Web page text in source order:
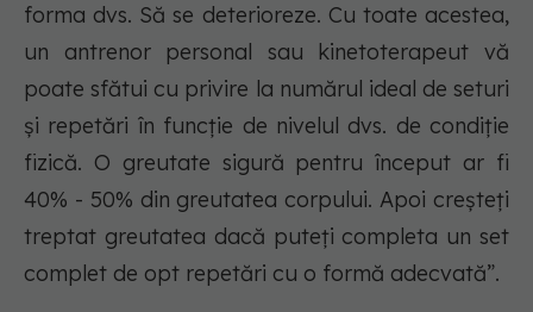
forma dvs. Să se deterioreze. Cu toate acestea,
un antrenor personal sau kinetoterapeut vă
poate sfătui cu privire la numărul ideal de seturi
și repetări în funcție de nivelul dvs. de condiție
fizică. O greutate sigură pentru început ar fi
40% - 50% din greutatea corpului. Apoi creșteți
treptat greutatea dacă puteți completa un set
complet de opt repetări cu o formă adecvată”.